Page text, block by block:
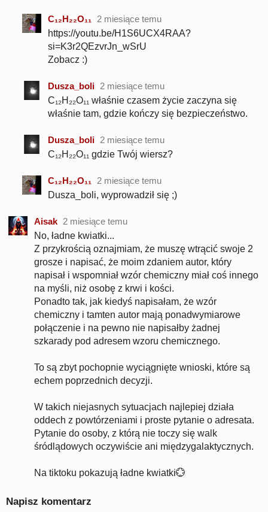
C₁₂H₂₂O₁₁
2 miesiące temu
https://youtu.be/H1S6UCX4RAA?
si=K3r2QEzvrJn_wSrU
Zobacz :)
Dusza_boli 2 miesiące temu
C₁₂H₂₂O₁₁ właśnie czasem życie zaczyna się
właśnie tam, gdzie kończy się bezpieczeństwo.
Dusza_boli 2 miesiące temu
C₁₂H₂₂O₁₁ gdzie Twój wiersz?
C₁₂H₂₂O₁₁
2 miesiące temu
Dusza_boli, wyprowadził się ;)
Aisak 2 miesiące temu
No, ładne kwiatki...
Z przykrością oznajmiam, że muszę wtrącić swoje 2
grosze i napisać, że moim zdaniem autor, który
napisał i wspomniał wzór chemiczny miał coś innego
na myśli, niż osobę z krwi i kości.
Ponadto tak, jak kiedyś napisałam, że wzór
chemiczny i tamten autor mają ponadwymiarowe
połączenie i na pewno nie napisałby żadnej
szkarady pod adresem wzoru chemicznego.
To są zbyt pochopnie wyciągnięte wnioski, które są
echem poprzednich decyzji.
W takich niejasnych sytuacjach najlepiej działa
oddech z powtórzeniami i proste pytanie o adresata.
Pytanie do osoby, z którą nie toczy się walk
śródlądowych oczywiście ani międzygalaktycznych.
Na tiktoku pokazują ładne kwiatki💮
Napisz komentarz